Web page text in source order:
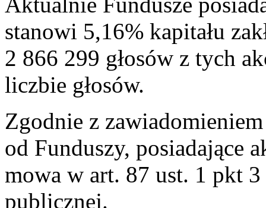
stanowi 5,16% kapitału
2 866 299 głosów z tych
liczbie głosów.
Zgodnie z
od Funduszy, posiadające
mowa w art. 87 ust. 1 pkt
publicznej.